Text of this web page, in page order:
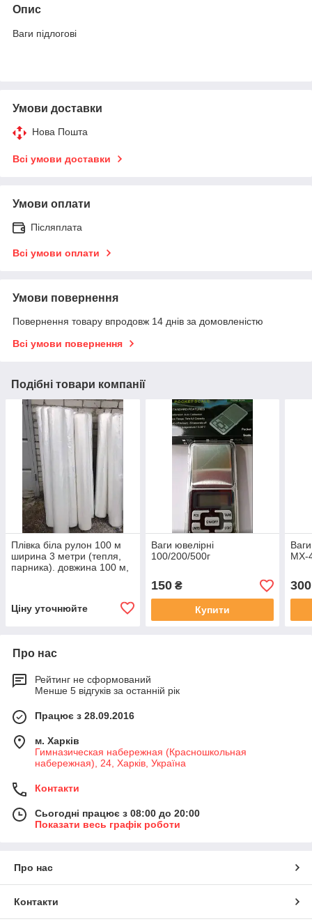
Опис
Ваги підлогові
Умови доставки
Нова Пошта
Всі умови доставки
Умови оплати
Післяплата
Всі умови оплати
Умови повернення
Повернення товару впродовж 14 днів за домовленістю
Всі умови повернення
Подібні товари компанії
Плівка біла рулон 100 м
ширина 3 метри (тепля,
парника). довжина 100 м,
Ціну уточнюйте
Ваги ювелірні
100/200/500г
150₴
Купити
МХ-
300
Про нас
Рейтинг не сформований
Менше 5 відгуків за останній рік
Працює з 28.09.2016
м. Харків
Гимназическая набережная (Красношкольная
набережная), 24, Харків, Україна
Контакти
Сьогодні працює з 08:00 до 20:00
Показати весь графік роботи
Про нас
Контакти